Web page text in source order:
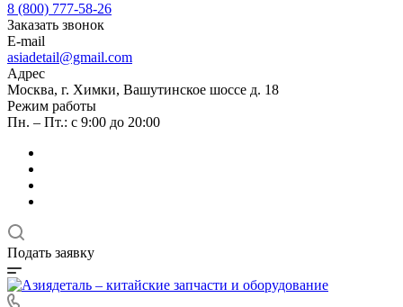
8 (800) 777-58-26
Заказать звонок
E-mail
asiadetail@gmail.com
Адрес
Москва, г. Химки, Вашутинское шоссе д. 18
Режим работы
Пн. – Пт.: с 9:00 до 20:00
Подать заявку